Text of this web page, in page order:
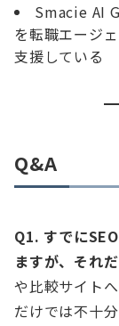
Smacie AI
を転職エージ
支援している
Q&A
Q1. すでに
ますが、それ
や比較サイト
だけでは不十